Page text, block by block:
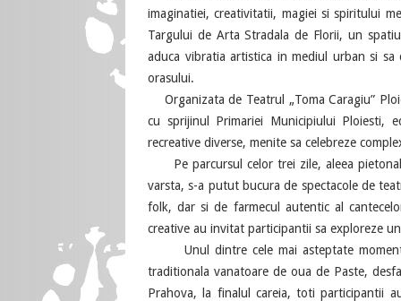
imaginatiei, creativitatii, magiei si spiritului
Targului de Arta Stradala de Florii, un
aduca vibratia artistica in mediul urban si
orasului.
Organizata de Teatrul „Toma Caragiu”
cu sprijinul Primariei Municipiului
recreative diverse, menite sa celebreze
Pe parcursul celor trei zile, aleea
varsta, s-a putut bucura de spectacole de
folk, dar si de farmecul autentic al
creative au invitat participantii sa exploreze
Unul dintre cele mai asteptate
traditionala vanatoare de oua de Paste,
Prahova, la finalul careia, toti participantii